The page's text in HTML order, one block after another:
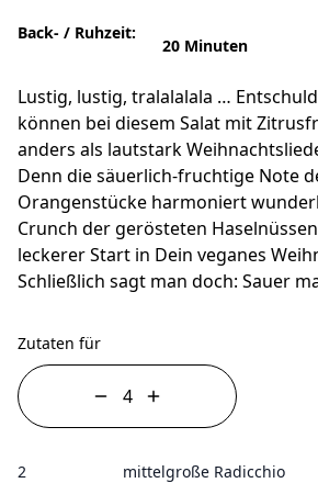
Back- / Ruhzeit:
20 Minuten
Lustig, lustig, tralalalala …
können bei diesem Salat mit
anders als lautstark
Denn die säuerlich-fruchtige Note
Orangenstücke harmoniert
Crunch der gerösteten
leckerer Start in Dein veganes
Schließlich sagt man doch: Sauer
Zutaten für
2
mittelgroße Radicchio